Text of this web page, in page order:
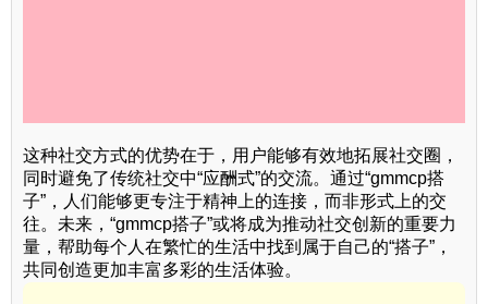
这种社交方式的优势在于，用户能够有效地拓展社交圈，
同时避免了传统社交中“应酬式”的交流。通过“gmmcp搭
子”，人们能够更专注于精神上的连接，而非形式上的交
往。未来，“gmmcp搭子”或将成为推动社交创新的重要力
量，帮助每个人在繁忙的生活中找到属于自己的“搭子”，
共同创造更加丰富多彩的生活体验。